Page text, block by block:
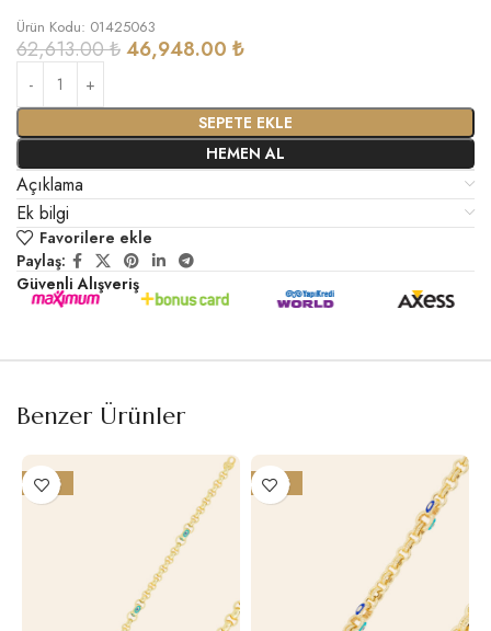
Ürün Kodu: 01425063
62,613.00₺46,948.00 ₺
SEPETE EKLE
HEMEN AL
Açıklama
Ek bilgi
Favorilere ekle
Paylaş:
Güvenli Alışveriş
Benzer Ürünler
-25% -25%